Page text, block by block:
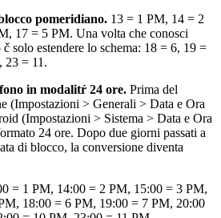
pomeridiano. 13 = 1 PM, 14 = 2
17 = 5 PM. Una volta che conosci
solo estendere lo schema: 18 = 6, 19 =
23 = 11.
in modalitŕ 24 ore. Prima del
(Impostazioni > Generali > Data e Ora
(Impostazioni > Sistema > Data e Ora
24 ore. Dopo due giorni passati a
di blocco, la conversione diventa
= 1 PM, 14:00 = 2 PM, 15:00 = 3 PM,
18:00 = 6 PM, 19:00 = 7 PM, 20:00